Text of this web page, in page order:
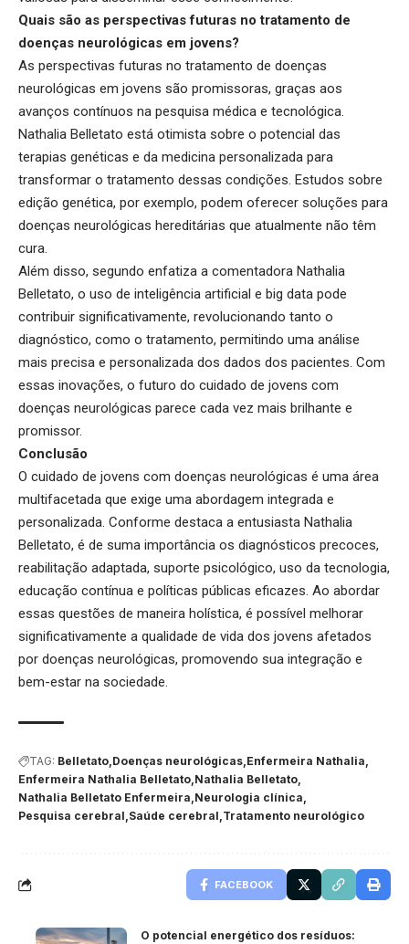
Quais são as perspectivas futuras no tratamento de
doenças neurológicas em jovens?
As perspectivas futuras no tratamento de doenças
neurológicas em jovens são promissoras, graças aos
avanços contínuos na pesquisa médica e tecnológica.
Nathalia Belletato está otimista sobre o potencial das
terapias genéticas e da medicina personalizada para
transformar o tratamento dessas condições. Estudos sobre
edição genética, por exemplo, podem oferecer soluções para
doenças neurológicas hereditárias que atualmente não têm
cura.
Além disso, segundo enfatiza a comentadora Nathalia
Belletato, o uso de inteligência artificial e big data pode
contribuir significativamente, revolucionando tanto o
diagnóstico, como o tratamento, permitindo uma análise
mais precisa e personalizada dos dados dos pacientes. Com
essas inovações, o futuro do cuidado de jovens com
doenças neurológicas parece cada vez mais brilhante e
promissor.
Conclusão
O cuidado de jovens com doenças neurológicas é uma área
multifacetada que exige uma abordagem integrada e
personalizada. Conforme destaca a entusiasta Nathalia
Belletato, é de suma importância os diagnósticos precoces,
reabilitação adaptada, suporte psicológico, uso da tecnologia,
educação contínua e políticas públicas eficazes. Ao abordar
essas questões de maneira holística, é possível melhorar
significativamente a qualidade de vida dos jovens afetados
por doenças neurológicas, promovendo sua integração e
bem-estar na sociedade.
TAG: Belletato Doenças neurológicas Enfermeira Nathalia
Enfermeira Nathalia Belletato Nathalia Belletato
Nathalia Belletato Enfermeira Neurologia clínica
Pesquisa cerebral Saúde cerebral Tratamento neurológico
FACEBOOK
O potencial energético dos resíduos: